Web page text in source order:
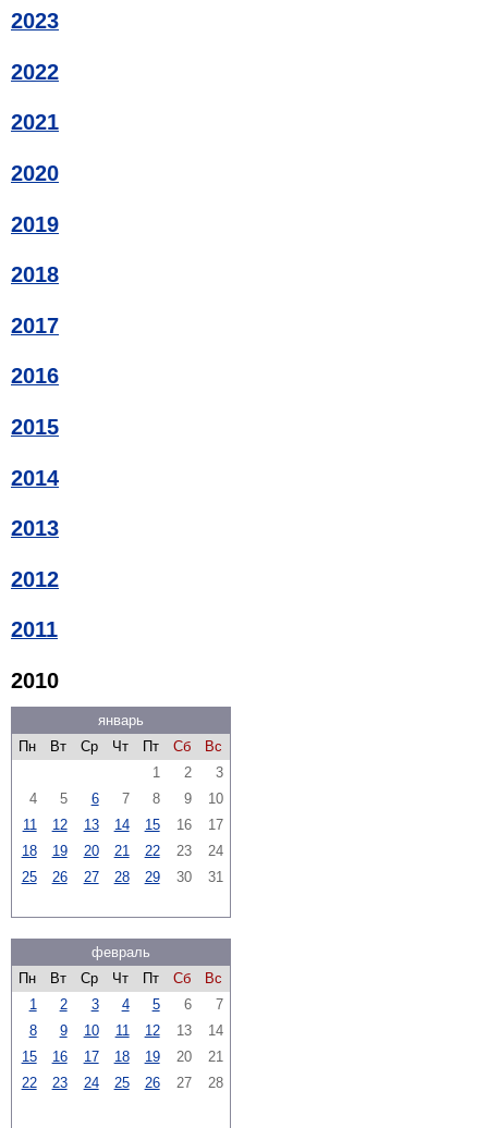
2023
2022
2021
2020
2019
2018
2017
2016
2015
2014
2013
2012
2011
2010
январь
Пн
Вт Ср Чт Пт Сб
Вс
1
2
3
4
5 6 7 8 9
10
11
12 13 14 15 16
17
18
19 20 21 22 23
24
25
26 27 28 29 30 31
февраль
Пн
Вт Ср Чт Пт Сб
Вс
1
2 3 4 5 6
7
8
9 10 11 12 13
14
15
16 17 18 19 20
21
22
23 24 25 26 27 28